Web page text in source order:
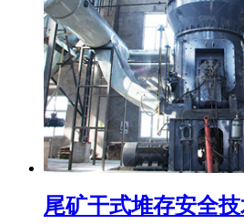
尾矿干式堆存安全